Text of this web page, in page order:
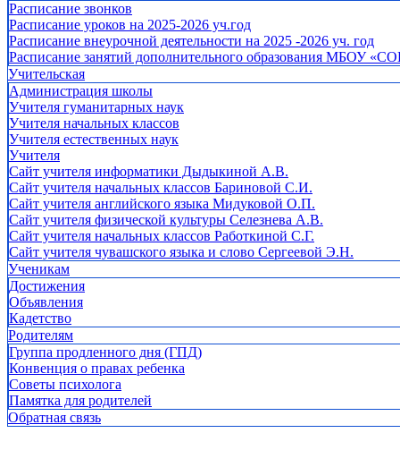
Расписание звонков
Расписание уроков на 2025-2026 уч.год
Расписание внеурочной деятельности на 2025 -2026 уч. год
Расписание занятий дополнительного образования МБОУ
Учительская
Администрация школы
Учителя гуманитарных наук
Учителя начальных классов
Учителя естественных наук
Учителя
Cайт учителя информатики Дыдыкиной А.В.
Сайт учителя начальных классов Бариновой С.И.
Сайт учителя английского языка Мидуковой О.П.
Сайт учителя физической культуры Селезнева А.В.
Сайт учителя начальных классов Работкиной С.Г.
Сайт учителя чувашского языка и слово Сергеевой Э.Н.
Ученикам
Достижения
Объявления
Кадетство
Родителям
Группа продленного дня (ГПД)
Конвенция о правах ребенка
Советы психолога
Памятка для родителей
Обратная связь